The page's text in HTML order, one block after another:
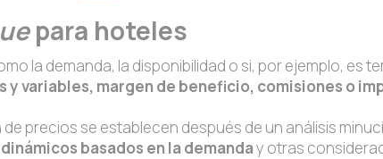
para hoteles
la demanda, la disponibilidad o si, por ejemplo, es
y variables, margen de beneficio, comisiones o
precios se establecen después de un análisis
basados en la demanday otras